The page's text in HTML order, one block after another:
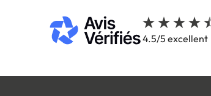
4.5/5 excellent